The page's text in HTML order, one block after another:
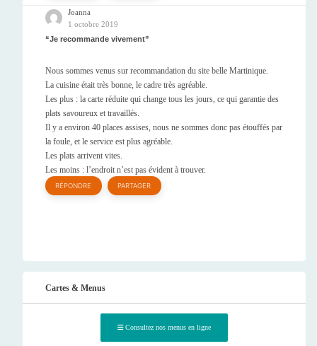
Joanna
1 octobre 2019
Je recommande vivement
Nous sommes venus sur recommandation du site belle Martinique.
La cuisine était très bonne, le cadre très agréable.
Les plus : la carte réduite qui change tous les jours, ce qui garantie des
plats savoureux et travaillés.
Il y a environ 40 places assises, nous ne sommes donc pas étouffés par
la foule, et le service est plus agréable.
Les plats arrivent vites.
Les moins : l’endroit n’est pas évident à trouver.
RÉPONDRE PARTAGER
Cartes & Menus
Consultez nos menus en ligne